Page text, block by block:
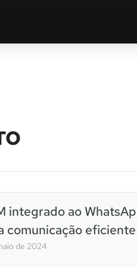
integrado ao
comunicação eficiente
de 2024